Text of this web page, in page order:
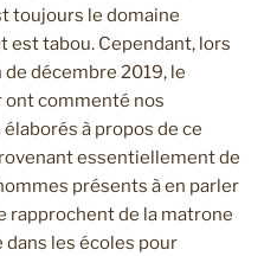
toujours le domaine
est tabou. Cependant, lors
décembre 2019, le
ont commenté nos
à propos de ce
essentiellement de
présents à en parler
rapprochent de la matrone
dans les écoles pour